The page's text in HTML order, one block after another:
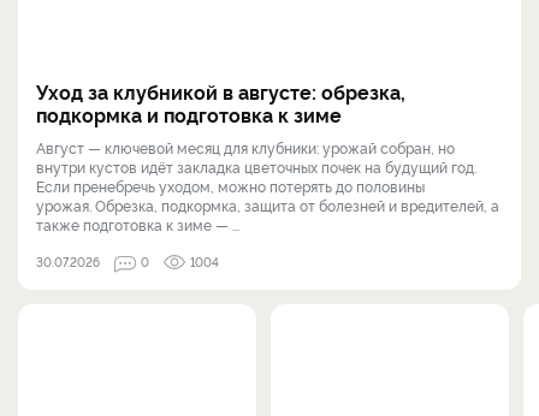
Уход за клубникой в августе: обрезка,
подкормка и подготовка к зиме
Август — ключевой месяц для клубники: урожай собран, но
внутри кустов идёт закладка цветочных почек на будущий год.
Если пренебречь уходом, можно потерять до половины
урожая. Обрезка, подкормка, защита от болезней и вредителей, а
также подготовка к зиме — ...
30.07.2026 0 1004